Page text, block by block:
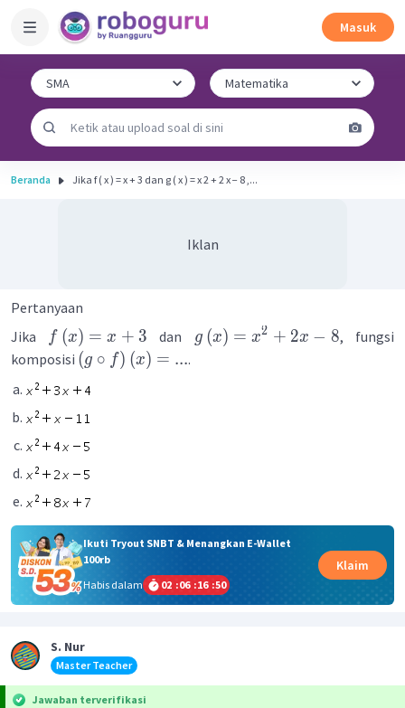
Masuk
Beranda Jika f ( x ) = x + 3 dan g ( x ) = x 2 + 2 x − 8 ,...
Iklan
Pertanyaan
Jika
f (x) = x + 3 dan g (x) = x2 + 2x − 8, fungsi
komposisi (g ∘ f ) (x) = ....
Ikuti Tryout SNBT & Menangkan E-Wallet
100rb
Habis dalam
02 :06 :16 :50
Klaim
S. Nur
Master Teacher
Jawaban terverifikasi